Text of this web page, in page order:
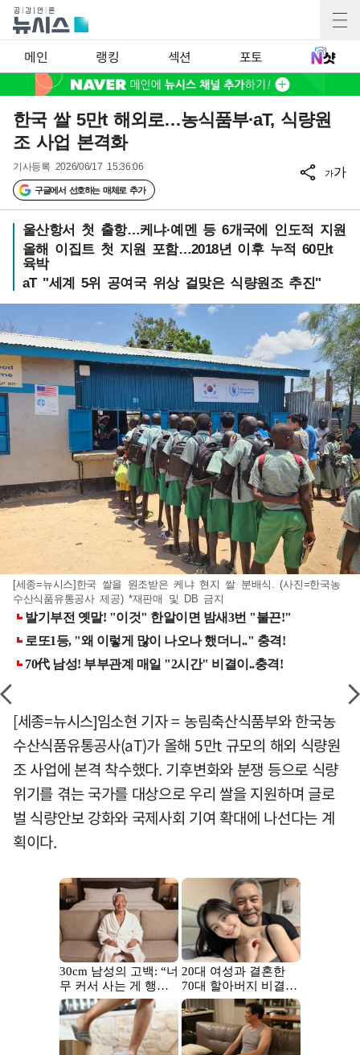
메인 랭킹 섹션 포토
한국 쌀 5만t 해외로…농식품부·aT, 식량원
조 사업 본격화
기사등록 2026/06/17 15:36:06
구글에서 선호하는 매체로 추가
가가
울산항서 첫 출항…케냐·예멘 등 6개국에 인도적 지원
올해 이집트 첫 지원 포함…2018년 이후 누적 60만t
육박
aT "세계 5위 공여국 위상 걸맞은 식량원조 추진"
[세종=뉴시스]한국 쌀을 원조받은 케냐 현지 쌀 분배식. (사진=한국농
수산식품유통공사 제공) *재판매 및 DB 금지
[세종=뉴시스]임소현 기자 = 농림축산식품부와 한국농
수산식품유통공사(aT)가 올해 5만t 규모의 해외 식량원
조 사업에 본격 착수했다. 기후변화와 분쟁 등으로 식량
위기를 겪는 국가를 대상으로 우리 쌀을 지원하며 글로
벌 식량안보 강화와 국제사회 기여 확대에 나선다는 계
획이다.